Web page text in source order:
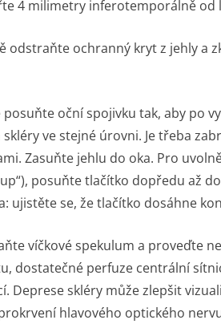
4 milimetry inferotemporálně od
odstraňte ochranný kryt z jehly a
posuňte oční spojivku tak, aby po
skléry ve stejné úrovni. Je třeba
Zasuňte jehlu do oka. Pro
posuňte tlačítko dopředu až
ujistěte se, že tlačítko dosáhne
víčkové spekulum a proveďte
dostatečné perfuze centrální
Deprese skléry může zlepšit
hlavového optického